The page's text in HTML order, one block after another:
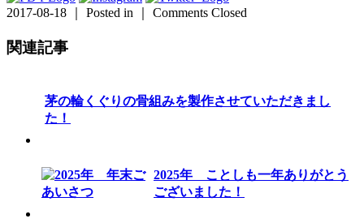
2017-08-18 ｜ Posted in ｜ Comments Closed
関連記事
茅の輪くぐりの骨組みを製作させていただきまし
た！
2025年 ことしも一年ありがとう
ございました！